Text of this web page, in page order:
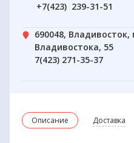
Описание Доставка
+7(423) 239-31-51
690048, Владивосток,
Владивостока, 55
7(423) 271-35-37